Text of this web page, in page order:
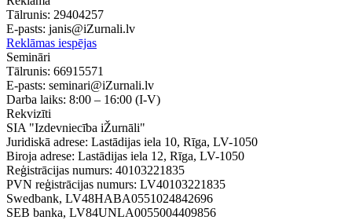
Tālrunis: 29404257
E-pasts: janis@iZurnali.lv
Reklāmas iespējas
Semināri
Tālrunis: 66915571
E-pasts: seminari@iZurnali.lv
Darba laiks: 8:00 – 16:00 (I-V)
Rekvizīti
SIA "Izdevniecība iŽurnāli"
Juridiskā adrese: Lastādijas iela 10, Rīga, LV-1050
Biroja adrese: Lastādijas iela 12, Rīga, LV-1050
Reģistrācijas numurs: 40103221835
PVN reģistrācijas numurs: LV40103221835
Swedbank, LV48HABA0551024842696
SEB banka, LV84UNLA0055004409856